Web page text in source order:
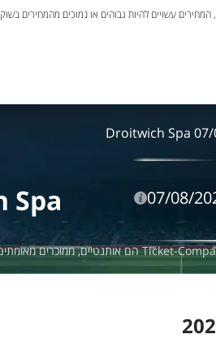
המחירים עשויים להיות גבוהים או נמוכים מהמחירים
07/08/
Spa